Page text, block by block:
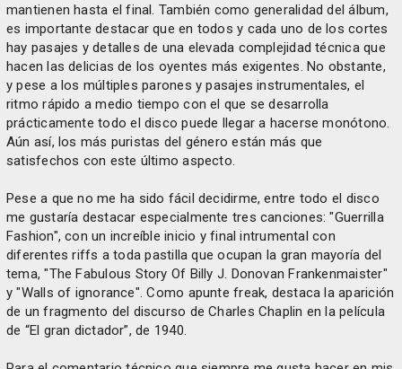
mantienen hasta el final. También como generalidad del álbum,
es importante destacar que en todos y cada uno de los cortes
hay pasajes y detalles de una elevada complejidad técnica que
hacen las delicias de los oyentes más exigentes. No obstante,
y pese a los múltiples parones y pasajes instrumentales, el
ritmo rápido a medio tiempo con el que se desarrolla
prácticamente todo el disco puede llegar a hacerse monótono.
Aún así, los más puristas del género están más que
satisfechos con este último aspecto.
Pese a que no me ha sido fácil decidirme, entre todo el disco
me gustaría destacar especialmente tres canciones: "Guerrilla
Fashion", con un increíble inicio y final intrumental con
diferentes riffs a toda pastilla que ocupan la gran mayoría del
tema, "The Fabulous Story Of Billy J. Donovan Frankenmaister"
y "Walls of ignorance". Como apunte freak, destaca la aparición
de un fragmento del discurso de Charles Chaplin en la película
de “El gran dictador”, de 1940.